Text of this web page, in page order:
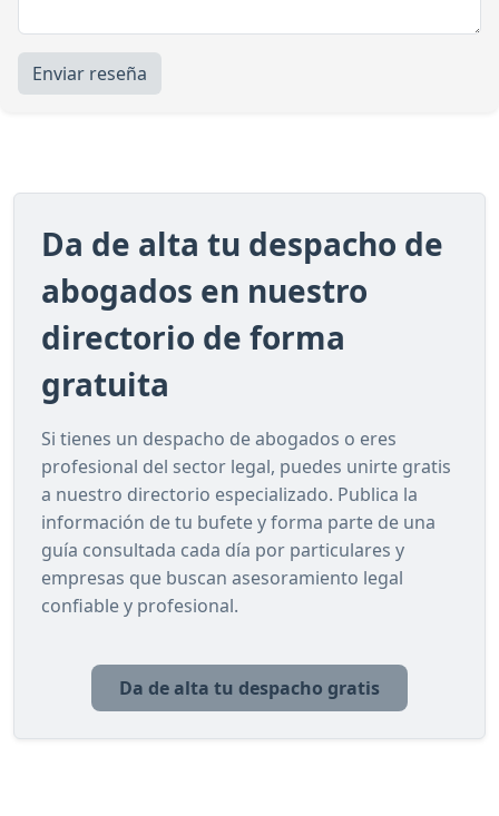
Enviar reseña
Da de alta tu despacho de
abogados en nuestro
directorio de forma
gratuita
Si tienes un despacho de abogados o eres
profesional del sector legal, puedes unirte gratis
a nuestro directorio especializado. Publica la
información de tu bufete y forma parte de una
guía consultada cada día por particulares y
empresas que buscan asesoramiento legal
confiable y profesional.
Da de alta tu despacho gratis